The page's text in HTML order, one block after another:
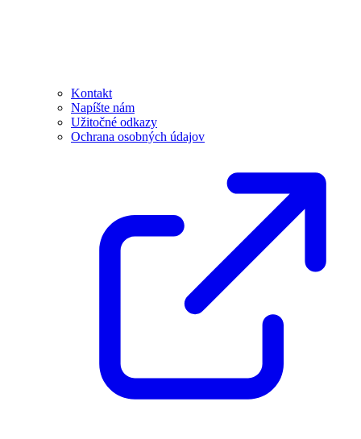
Kontakt
Napíšte nám
Užitočné odkazy
Ochrana osobných údajov